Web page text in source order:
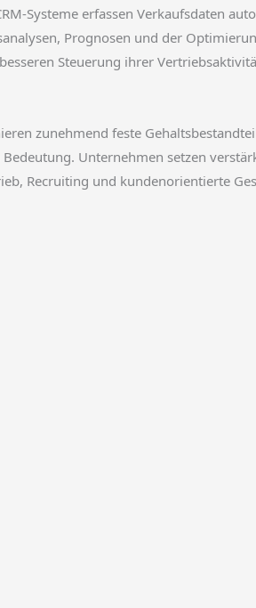
Systeme erfassen Verkaufsdaten
Prognosen und der
Steuerung ihrer
zunehmend feste
Unternehmen setzen
Recruiting und kundenorientierte